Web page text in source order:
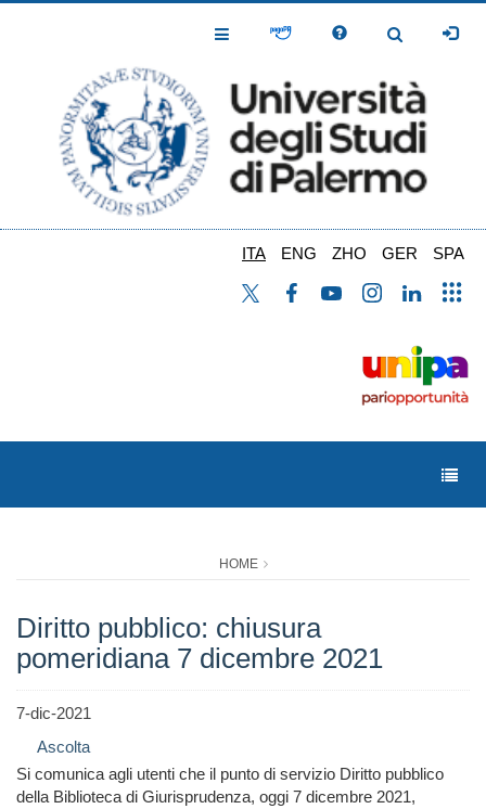
Toggle
Toggle
ITA ENG ZHO GER SPA
HOME
Diritto pubblico: chiusura
pomeridiana 7 dicembre 2021
7-dic-2021
Ascolta
Si comunica agli utenti che il punto di servizio Diritto pubblico
della Biblioteca di Giurisprudenza, oggi 7 dicembre 2021,